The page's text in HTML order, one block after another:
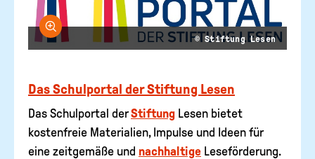
Bild vergrößern
© Stiftung Lesen
Das Schulportal der Stiftung Lesen
Das Schulportal derStiftung Lesen bietet
kostenfreie Materialien, Impulse und Ideen für
eine zeitgemäße und nachhaltige Leseförderung.